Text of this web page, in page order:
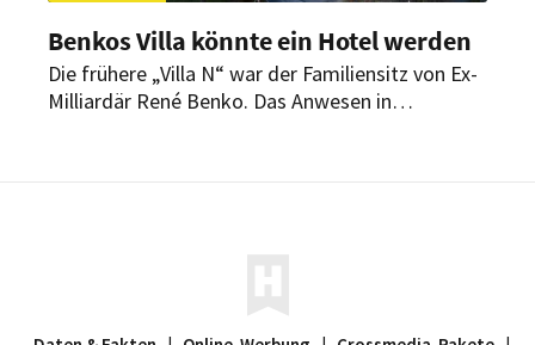
Benkos Villa könnte ein Hotel werden
Die frühere „Villa N“ war der Familiensitz von Ex-
Milliardär René Benko. Das Anwesen in